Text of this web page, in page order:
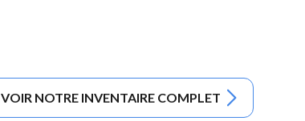
VOIR NOTRE INVENTAIRE COMPLET